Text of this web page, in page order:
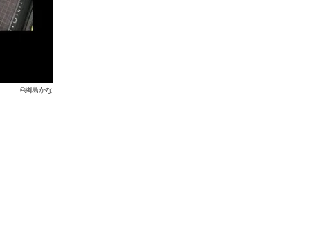
©綱島かな